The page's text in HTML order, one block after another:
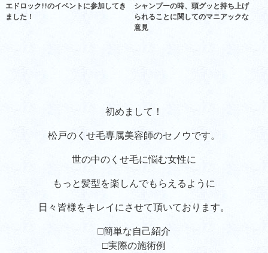
エドロック!!のイベントに参加してき
ました！
シャンプーの時、頭グッと持ち上げ
られることに関してのマニアックな
意見
初めまして！
松戸のくせ毛専属美容師のセノウです。
世の中のくせ毛に悩む女性に
もっと髪型を楽しんでもらえるように
日々皆様をキレイにさせて頂いております。
□簡単な自己紹介
□実際の施術例